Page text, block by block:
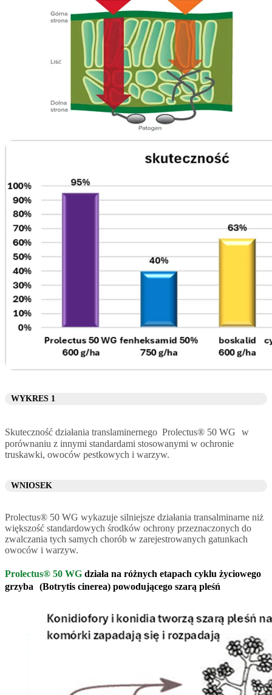
WYKRES 1
Skuteczność działania translaminernego Prolectus® 50 WG w
porównaniu z innymi standardami stosowanymi w ochronie
truskawki, owoców pestkowych i warzyw.
WNIOSEK
Prolectus® 50 WG wykazuje silniejsze działania transalminarne niż
większość standardowych środków ochrony przeznaczonych do
zwalczania tych samych chorób w zarejestrowanych gatunkach
owoców i warzyw.
Prolectus® 50 WG działa na różnych etapach cyklu życiowego
grzyba (Botrytis cinerea) powodującego szarą pleśń